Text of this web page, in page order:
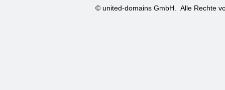
© united-domains GmbH. Alle Rechte